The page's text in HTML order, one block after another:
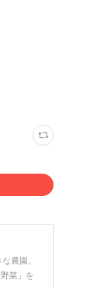
農園。
菜」を